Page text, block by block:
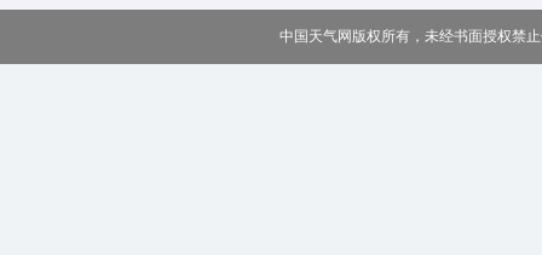
中国天气网版权所有，未经书面授权